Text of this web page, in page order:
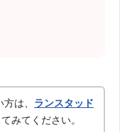
は、 ランスタッド
みてください。